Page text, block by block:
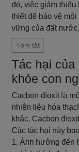
đó, việc giảm
thiết để bảo vệ
vững của đất nước.
Tóm tắt
Tác hại
khỏe con
Cacbon đioxit là
nhiên liệu hóa
khác. Cacbon
Các tác hại này
1. Ảnh hưởng đến